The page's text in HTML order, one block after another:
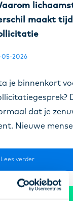
maakt
05-2026
je binnenkort
dat je
Nieuwe
echt zin in hebt.
goede indruk
daar speelt je
Lees verder